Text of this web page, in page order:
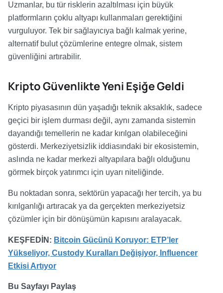
Uzmanlar, bu tür risklerin azaltılması için büyük
platformların çoklu altyapı kullanmaları gerektiğini
vurguluyor. Tek bir sağlayıcıya bağlı kalmak yerine,
alternatif bulut çözümlerine entegre olmak, sistem
güvenliğini artırabilir.
Kripto Güvenlikte Yeni Eşiğe Geldi
Kripto piyasasının dün yaşadığı teknik aksaklık, sadece
geçici bir işlem durması değil, aynı zamanda sistemin
dayandığı temellerin ne kadar kırılgan olabileceğini
gösterdi. Merkeziyetsizlik iddiasındaki bir ekosistemin,
aslında ne kadar merkezi altyapılara bağlı olduğunu
görmek birçok yatırımcı için uyarı niteliğinde.
Bu noktadan sonra, sektörün yapacağı her tercih, ya bu
kırılganlığı artıracak ya da gerçekten merkeziyetsiz
çözümler için bir dönüşümün kapısını aralayacak.
KEŞFEDİN: Bitcoin Gücünü Koruyor: ETP’ler
Yükseliyor, Custody Kuralları Değişiyor, Influencer
Etkisi Artıyor
Bu Sayfayı Paylaş